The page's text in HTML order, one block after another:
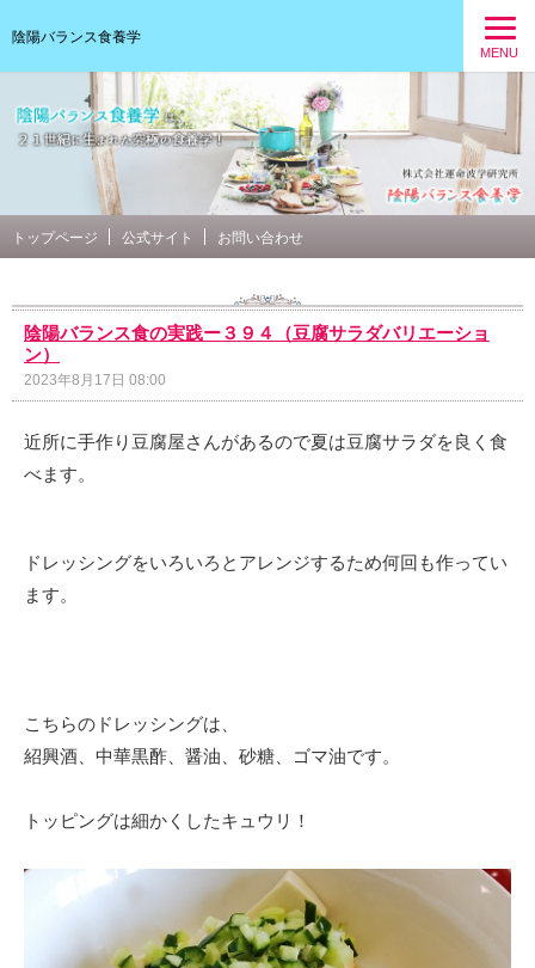
陰陽バランス食養学
MENU
トップページ 公式サイト お問い合わせ
陰陽バランス食の実践ー３９４（豆腐サラダバリエーショ
ン）
2023年8月17日 08:00
近所に手作り豆腐屋さんがあるので夏は豆腐サラダを良く食
べます。
ドレッシングをいろいろとアレンジするため何回も作ってい
ます。
こちらのドレッシングは、
紹興酒、中華黒酢、醤油、砂糖、ゴマ油です。
トッピングは細かくしたキュウリ！